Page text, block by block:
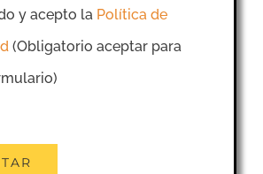
y acepto la Política de
(Obligatorio aceptar para